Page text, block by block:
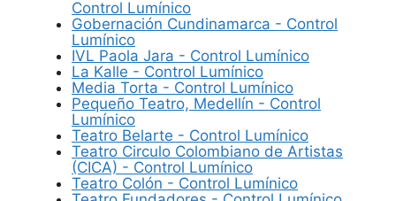
Control Lumínico
Gobernación Cundinamarca - Control
Lumínico
IVL Paola Jara - Control Lumínico
La Kalle - Control Lumínico
Media Torta - Control Lumínico
Pequeño Teatro, Medellín - Control
Lumínico
Teatro Belarte - Control Lumínico
Teatro Circulo Colombiano de Artistas
(CICA) - Control Lumínico
Teatro Colón - Control Lumínico